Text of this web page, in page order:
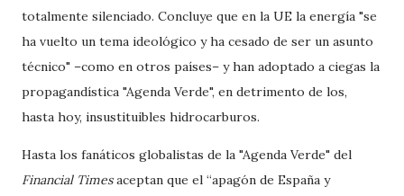
totalmente silenciado. Concluye que en la UE la energía "se
ha vuelto un tema ideológico y ha cesado de ser un asunto
técnico" –como en otros países– y han adoptado a ciegas la
propagandística "Agenda Verde", en detrimento de los,
hasta hoy, insustituibles hidrocarburos.
Hasta los fanáticos globalistas de la "Agenda Verde" del
Financial Timesaceptan que el “apagón de España y